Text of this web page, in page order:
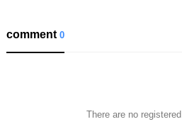
comment0
There are no